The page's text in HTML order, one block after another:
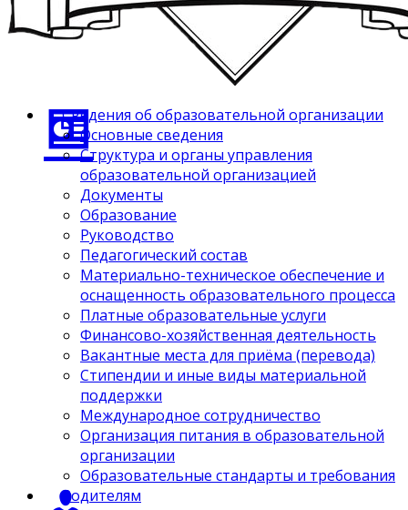
Сведения об образовательной организации
Основные сведения
Структура и органы управления
образовательной организацией
Документы
Образование
Руководство
Педагогический состав
Материально-техническое обеспечение и
оснащенность образовательного процесса
Платные образовательные услуги
Финансово-хозяйственная деятельность
Вакантные места для приёма (перевода)
Стипендии и иные виды материальной
поддержки
Международное сотрудничество
Организация питания в образовательной
организации
Образовательные стандарты и требования
Родителям